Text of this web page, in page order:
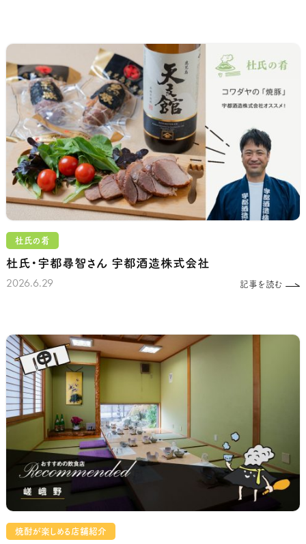
杜氏の肴
杜氏・宇都尋智さん 宇都酒造株式会社
2026.6.29 記事を読む
焼酎が楽しめる店舗紹介